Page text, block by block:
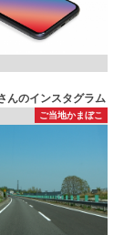
んのインスタグラム
ご当地かまぼこ